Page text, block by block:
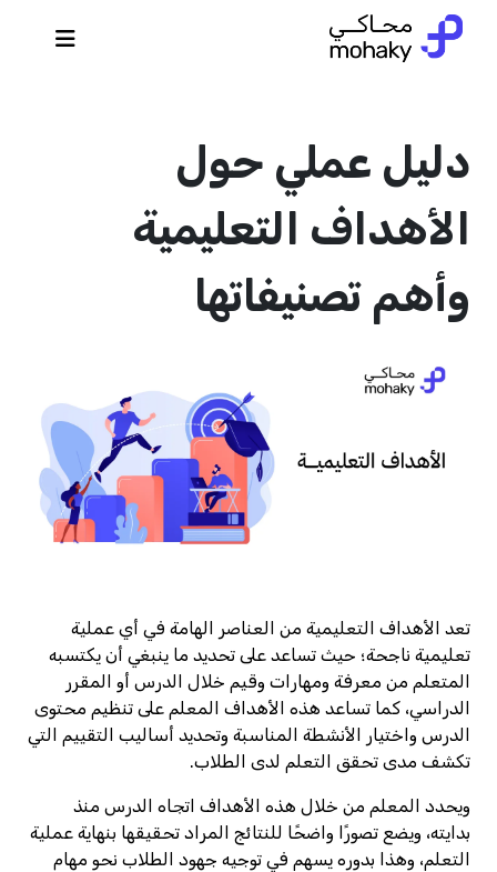
دليل عملي حول
الأهداف التعليمية
وأهم تصنيفاتها
تعد الأهداف التعليمية من العناصر الهامة في أي عملية
تعليمية ناجحة؛ حيث تساعد على تحديد ما ينبغي أن يكتسبه
المتعلم من معرفة ومهارات وقيم خلال الدرس أو المقرر
الدراسي، كما تساعد هذه الأهداف المعلم على تنظيم محتوى
الدرس واختيار الأنشطة المناسبة وتحديد أساليب التقييم التي
تكشف مدى تحقق التعلم لدى الطلاب.
ويحدد المعلم من خلال هذه الأهداف اتجاه الدرس منذ
بدايته، ويضع تصورًا واضحًا للنتائج المراد تحقيقها بنهاية عملية
التعلم، وهذا بدوره يسهم في توجيه جهود الطلاب نحو مهام